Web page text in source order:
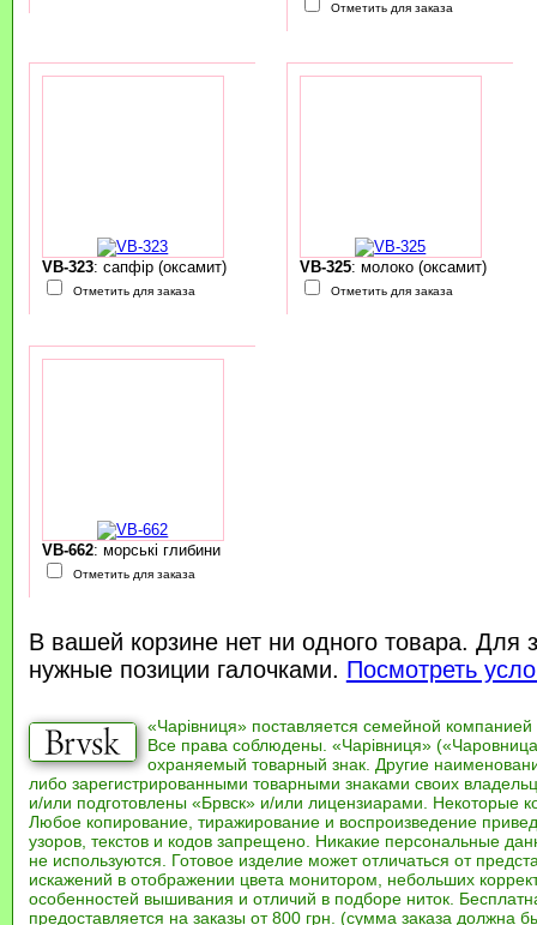
Отметить для заказа
VB-323: сапфір (оксамит)
Отметить для заказа
VB-325: молоко (оксамит)
Отметить для заказа
VB-662: морські глибини
Отметить для заказа
В вашей корзине нет ни одного товара. Для
нужные позиции галочками. Посмотреть
«Чарівниця» поставляется семейной компанией
Все права соблюдены. «Чарівниця»
охраняемый товарный знак. Другие
либо зарегистрированными товарными знаками своих
и/или подготовлены «Брвск» и/или лицензиарами. Некоторые
Любое копирование, тиражирование и воспроизведение
узоров, текстов и кодов запрещено. Никакие персональные
не используются. Готовое изделие может отличаться от
искажений в отображении цвета монитором, небольших
особенностей вышивания и отличий в подборе ниток.
предоставляется на заказы от 800 грн. (сумма заказа должна